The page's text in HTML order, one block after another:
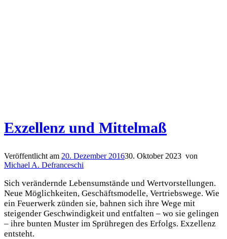
Exzellenz und Mittelmaß
Veröffentlicht am 20. Dezember 201630. Oktober 2023 von
Michael A. Defranceschi
Sich verändernde Lebensumstände und Wertvorstellungen.
Neue Möglichkeiten, Geschäftsmodelle, Vertriebswege. Wie
ein Feuerwerk zünden sie, bahnen sich ihre Wege mit
steigender Geschwindigkeit und entfalten – wo sie gelingen
– ihre bunten Muster im Sprühregen des Erfolgs. Exzellenz
entsteht.